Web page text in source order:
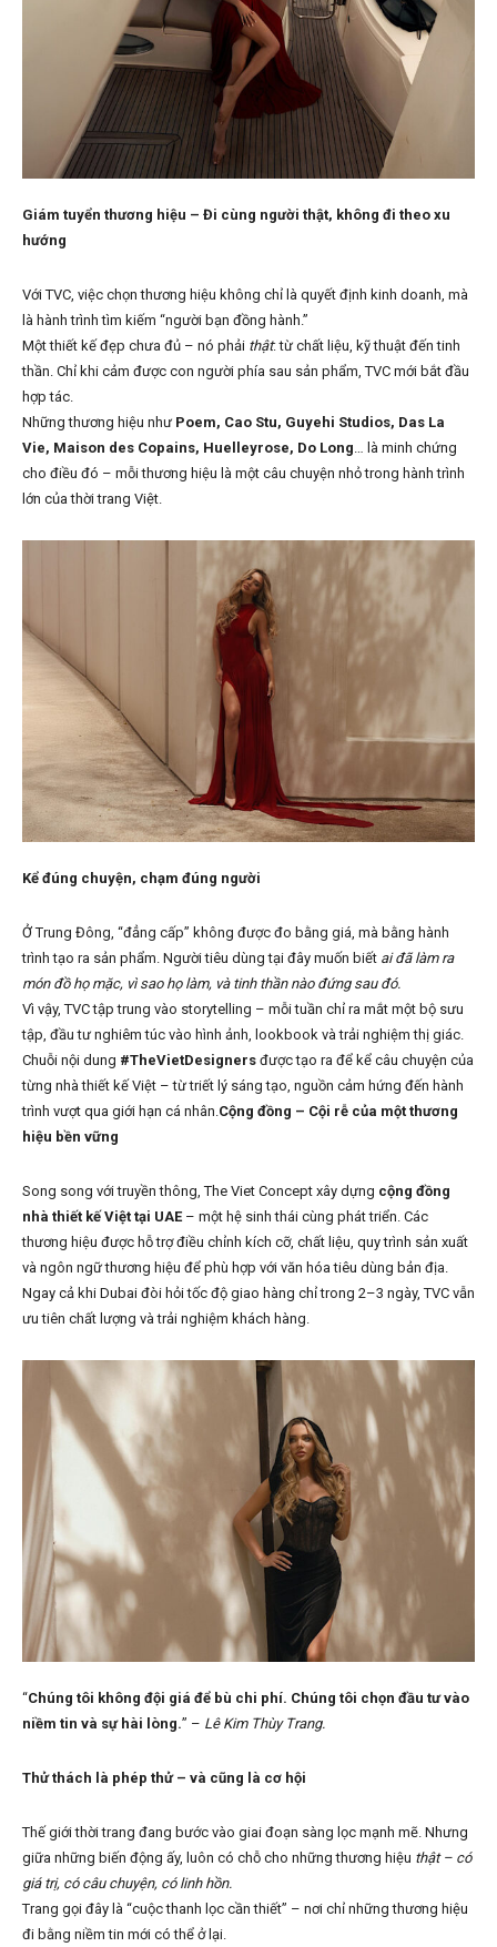
Giám tuyển thương hiệu – Đi cùng người thật, không đi theo xu
hướng
Với TVC, việc chọn thương hiệu không chỉ là quyết định kinh doanh, mà
là hành trình tìm kiếm “người bạn đồng hành.”
Một thiết kế đẹp chưa đủ – nó phải thật: từ chất liệu, kỹ thuật đến tinh
thần. Chỉ khi cảm được con người phía sau sản phẩm, TVC mới bắt đầu
hợp tác.
Những thương hiệu như Poem, Cao Stu, Guyehi Studios, Das La
Vie, Maison des Copains, Huelleyrose, Do Long… là minh chứng
cho điều đó – mỗi thương hiệu là một câu chuyện nhỏ trong hành trình
lớn của thời trang Việt.
Kể đúng chuyện, chạm đúng người
Ở Trung Đông, “đẳng cấp” không được đo bằng giá, mà bằng hành
trình tạo ra sản phẩm. Người tiêu dùng tại đây muốn biết ai đã làm ra
món đồ họ mặc, vì sao họ làm, và tinh thần nào đứng sau đó.
Vì vậy, TVC tập trung vào storytelling – mỗi tuần chỉ ra mắt một bộ sưu
tập, đầu tư nghiêm túc vào hình ảnh, lookbook và trải nghiệm thị giác.
Chuỗi nội dung #TheVietDesigners được tạo ra để kể câu chuyện của
từng nhà thiết kế Việt – từ triết lý sáng tạo, nguồn cảm hứng đến hành
trình vượt qua giới hạn cá nhân.Cộng đồng – Cội rễ của một thương
hiệu bền vững
Song song với truyền thông, The Viet Concept xây dựng cộng đồng
nhà thiết kế Việt tại UAE– một hệ sinh thái cùng phát triển. Các
thương hiệu được hỗ trợ điều chỉnh kích cỡ, chất liệu, quy trình sản xuất
và ngôn ngữ thương hiệu để phù hợp với văn hóa tiêu dùng bản địa.
Ngay cả khi Dubai đòi hỏi tốc độ giao hàng chỉ trong 2–3 ngày, TVC vẫn
ưu tiên chất lượng và trải nghiệm khách hàng.
“Chúng tôi không đội giá để bù chi phí. Chúng tôi chọn đầu tư vào
niềm tin và sự hài lòng.” – Lê Kim Thùy Trang.
Thử thách là phép thử – và cũng là cơ hội
Thế giới thời trang đang bước vào giai đoạn sàng lọc mạnh mẽ. Nhưng
giữa những biến động ấy, luôn có chỗ cho những thương hiệu thật – có
giá trị, có câu chuyện, có linh hồn.
Trang gọi đây là “cuộc thanh lọc cần thiết” – nơi chỉ những thương hiệu
đi bằng niềm tin mới có thể ở lại.